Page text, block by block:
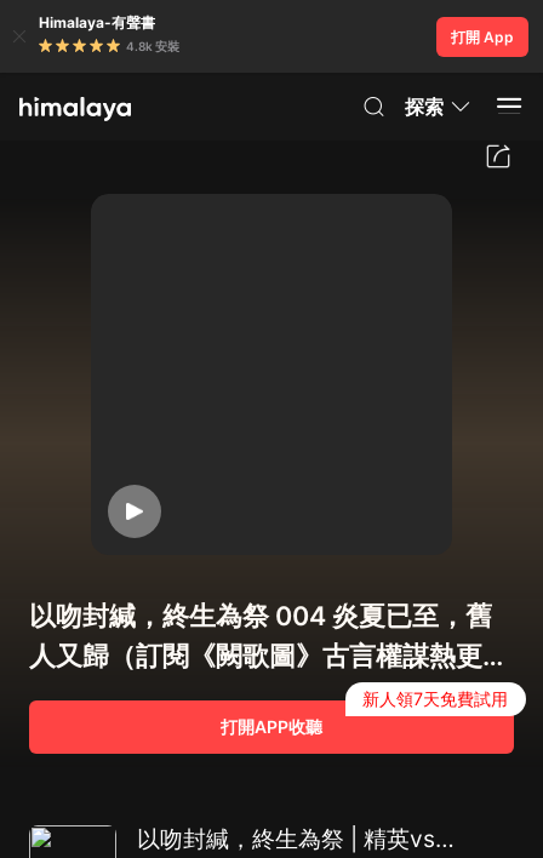
Himalaya-有聲書
4.8k 安裝
打開 App
探索
以吻封緘，終生為祭 004 炎夏已至，舊
人又歸（訂閱《闕歌圖》古言權謀熱更
中）
打開APP收聽
新人領7天免費試用
以吻封緘，終生為祭 | 精英vs霸總 | 冬菱扇&顧長生領銜|多人有聲劇